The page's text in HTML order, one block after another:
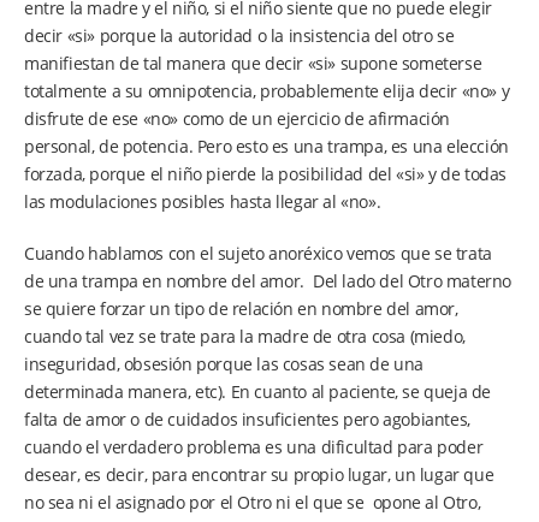
entre la madre y el niño, si el niño siente que no puede elegir
decir «si» porque la autoridad o la insistencia del otro se
manifiestan de tal manera que decir «si» supone someterse
totalmente a su omnipotencia, probablemente elija decir «no» y
disfrute de ese «no» como de un ejercicio de afirmación
personal, de potencia. Pero esto es una trampa, es una elección
forzada, porque el niño pierde la posibilidad del «si» y de todas
las modulaciones posibles hasta llegar al «no».
Cuando hablamos con el sujeto anoréxico vemos que se trata
de una trampa en nombre del amor. Del lado del Otro materno
se quiere forzar un tipo de relación en nombre del amor,
cuando tal vez se trate para la madre de otra cosa (miedo,
inseguridad, obsesión porque las cosas sean de una
determinada manera, etc). En cuanto al paciente, se queja de
falta de amor o de cuidados insuficientes pero agobiantes,
cuando el verdadero problema es una dificultad para poder
desear, es decir, para encontrar su propio lugar, un lugar que
no sea ni el asignado por el Otro ni el que se opone al Otro,